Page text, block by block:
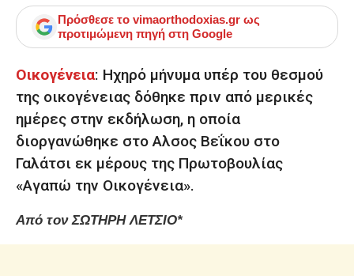
Πρόσθεσε το vimaorthodoxias.gr ως
προτιμώμενη πηγή στη Google
Οικογένεια: Ηχηρό μήνυμα υπέρ του θεσμού
της οικογένειας δόθηκε πριν από μερικές
ημέρες στην εκδήλωση, η οποία
διοργανώθηκε στο Αλσος Βεΐκου στο
Γαλάτσι εκ μέρους της Πρωτοβουλίας
«Αγαπώ την Οικογένεια».
Από τον ΣΩΤΗΡΗ ΛΕΤΣΙΟ*